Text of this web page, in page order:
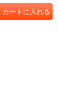
カートに入れる